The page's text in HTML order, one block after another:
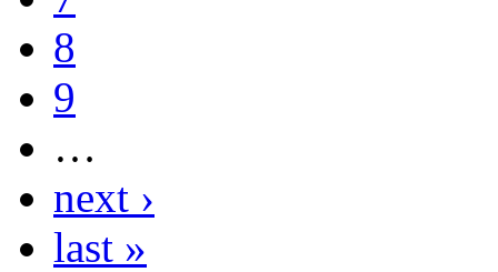
8
9
…
next ›
last »